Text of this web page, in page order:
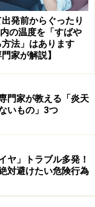
かなりの痛
ースだと自動ブ
プの軽自動車の
。ブレーキとア
かり事故の大半
ないユーザーから
発前からぐったり
の温度を「すばや
方法」はあります
家が解説】
門家が教える「炎天
いもの」3つ
ヤ」トラブル多発！
対避けたい危険行為